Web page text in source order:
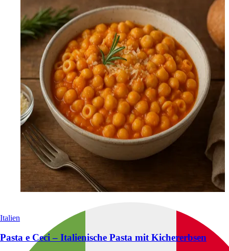
Italien
Pasta e Ceci – Italienische Pasta mit Kichererbsen